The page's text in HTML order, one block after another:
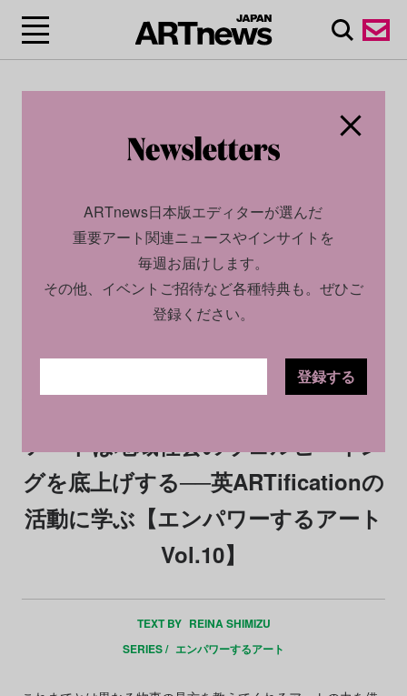
2024.11.22
アートは地域社会のウェルビーイン
グを底上げする──英ARTificationの
活動に学ぶ【エンパワーするアート
Vol.10】
TEXT BY REINA SHIMIZU
SERIES / エンパワーするアート
ARTnews日本版エディターが選んだ
重要アート関連ニュースやインサイトを
毎週お届けします。
その他、イベントご招待など各種特典も。ぜひご
登録ください。
登録する